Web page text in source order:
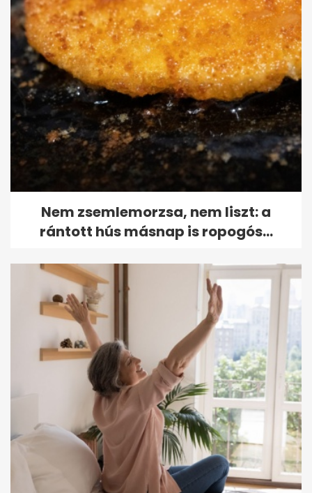
Nem zsemlemorzsa, nem liszt: a
rántott hús másnap is ropogós...